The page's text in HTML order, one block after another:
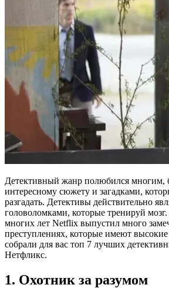
Детективный жанр полюбился многим,
интересному сюжету и загадками,
разгадать. Детективы действительно
головоломками, которые тренируй
многих лет Netflix выпустил много
преступлениях, которые имеют
собрали для вас топ 7 лучших
Нетфликс.
1. Охотник за разумом